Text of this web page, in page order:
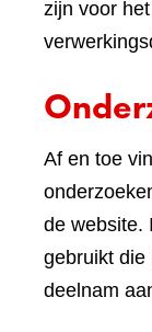
zijn voor
Af en toe
de website.
gebruikt die
deelnam